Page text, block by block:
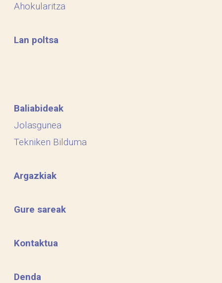
Ahokularitza
Lan poltsa
Baliabideak
Jolasgunea
Tekniken Bilduma
Argazkiak
Gure sareak
Kontaktua
Denda